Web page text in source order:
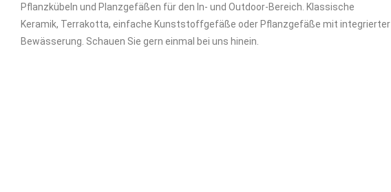
Pflanzkübeln und Planzgefäßen für den In- und Outdoor-Bereich. Klassische
Keramik, Terrakotta, einfache Kunststoffgefäße oder Pflanzgefäße mit integrierter
Bewässerung. Schauen Sie gern einmal bei uns hinein.